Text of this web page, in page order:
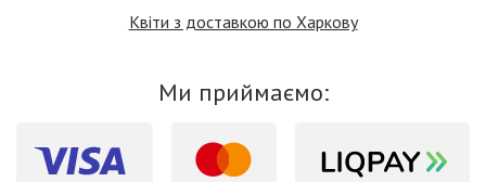
Квіти з доставкою по Харкову
Ми приймаємо: